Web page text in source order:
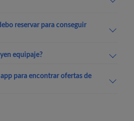
reservar para conseguir
equipaje?
para encontrar ofertas de